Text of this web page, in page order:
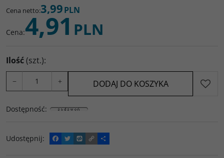
Cena netto:3,99PLN
Cena:4,91 PLN
Ilość(szt.):
− + DODAJ DO KOSZYKA
Dostępność:
Udostępnij:
F
a
T
w
W
y
C
o
P
o